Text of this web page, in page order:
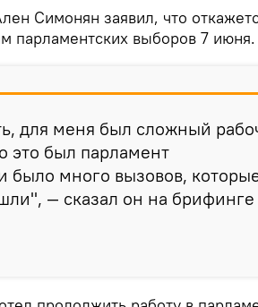
Симонян заявил, что
парламентских выборов 7 июня.
для меня был сложный
это был парламент
было много вызовов,
— сказал он на брифинге